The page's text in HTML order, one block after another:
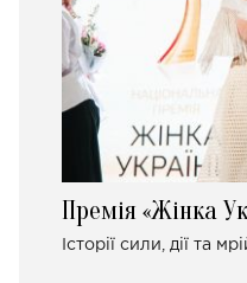
Премія «Жінка
Історії сили, дії та